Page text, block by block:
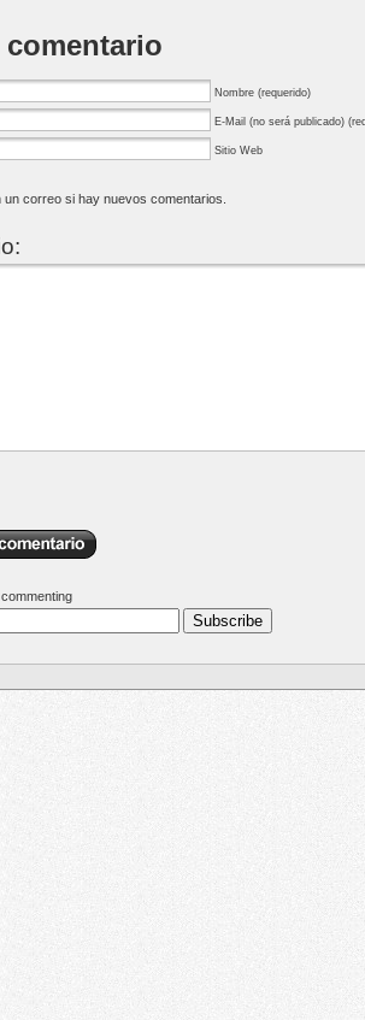
comentario
Nombre (requerido)
E-Mail (no será publicado)
Sitio Web
correo si hay nuevos comentarios.